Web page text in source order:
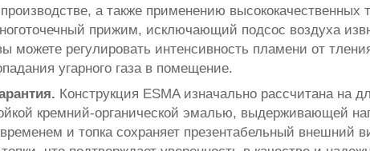
а также применению высококачественных
прижим, исключающий подсос воздуха
можете регулировать интенсивность пламени от
угарного газа в помещение.
Конструкция ESMA изначально рассчитана на
кремний-органической эмалью, выдерживающей
временем и топка сохраняет презентабельный внешний